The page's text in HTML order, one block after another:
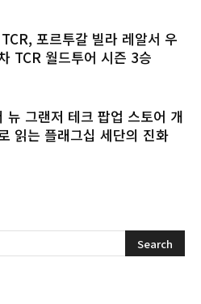
포르투갈 빌라 레알서 우
TCR 월드투어 시즌 3승
뉴 그랜저 테크 팝업 스토어 개
읽는 플래그십 세단의 진화